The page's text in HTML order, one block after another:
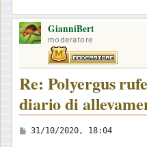
GianniBert
moderatore
Re: Polyergus
diario di
M
31/10/2020, 18:04